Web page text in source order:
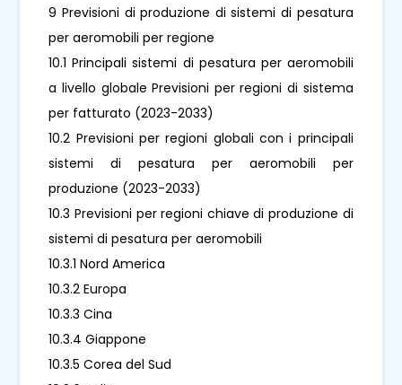
9 Previsioni di produzione di sistemi di pesatura
per aeromobili per regione
10.1 Principali sistemi di pesatura per aeromobili
a livello globale Previsioni per regioni di sistema
per fatturato (2023-2033)
10.2 Previsioni per regioni globali con i principali
sistemi di pesatura per aeromobili per
produzione (2023-2033)
10.3 Previsioni per regioni chiave di produzione di
sistemi di pesatura per aeromobili
10.3.1 Nord America
10.3.2 Europa
10.3.3 Cina
10.3.4 Giappone
10.3.5 Corea del Sud